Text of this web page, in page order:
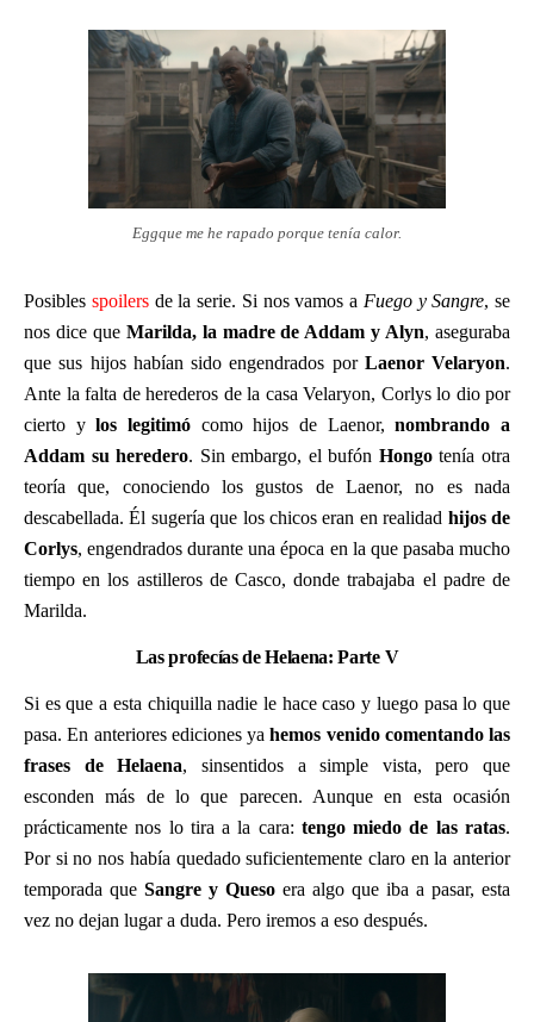
Eggque me he rapado porque tenía calor.
Posibles spoilersde la serie. Si nos vamos a Fuego y Sangre, se
nos dice que Marilda, la madre de Addam y Alyn, aseguraba
que sus hijos habían sido engendrados por Laenor Velaryon.
Ante la falta de herederos de la casa Velaryon, Corlys lo dio por
cierto ylos legitimó como hijos de Laenor,nombrando a
Addam su heredero. Sin embargo, el bufón Hongotenía otra
teoría que, conociendo los gustos de Laenor, no es nada
descabellada. Él sugería que los chicos eran en realidad hijos de
Corlys, engendrados durante una época en la que pasaba mucho
tiempo en los astilleros de Casco, donde trabajaba el padre de
Marilda.
Las profecías de Helaena: Parte V
Si es que a esta chiquilla nadie le hace caso y luego pasa lo que
pasa. En anteriores ediciones yahemos venido comentando las
frases de Helaena, sinsentidos a simple vista, pero que
esconden más de lo que parecen. Aunque en esta ocasión
prácticamente nos lo tira a la cara: tengo miedo de las ratas.
Por si no nos había quedado suficientemente claro en la anterior
temporada que Sangre y Queso era algo que iba a pasar, esta
vez no dejan lugar a duda. Pero iremos a eso después.